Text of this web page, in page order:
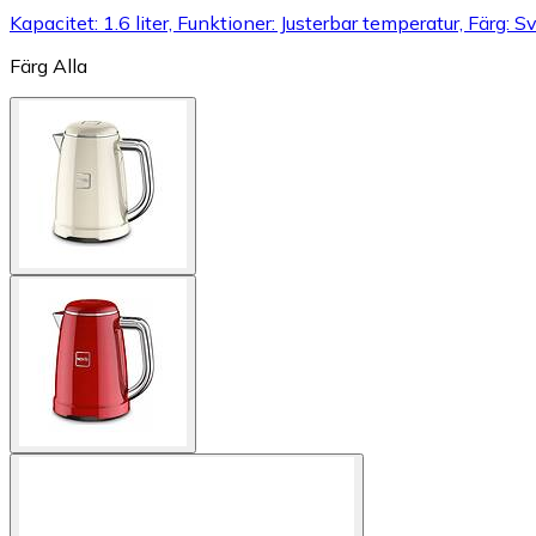
Kapacitet: 1.6 liter, Funktioner: Justerbar temperatur, Färg:
Färg Alla